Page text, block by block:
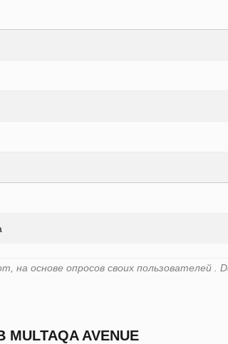
на основе опросов своих
AVENUE